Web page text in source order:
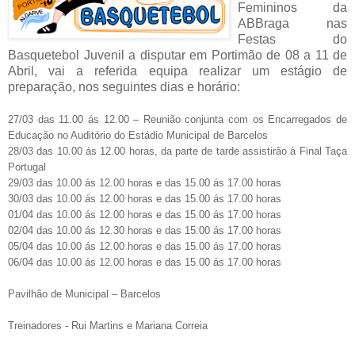
Femininos da
ABBraga nas
Festas do
Basquetebol Juvenil a disputar em Portimão de 08 a 11 de
Abril, vai a referida equipa realizar um estágio de
preparação, nos seguintes dias e horário:
27/03 das 11.00 ás 12.00 – Reunião conjunta com os Encarregados de
Educação no Auditório do Estádio Municipal de Barcelos
28/03 das 10.00 ás 12.00 horas, da parte de tarde assistirão à Final Taça
Portugal
29/03 das 10.00 ás 12.00 horas e das 15.00 ás 17.00 horas
30/03 das 10.00 ás 12.00 horas e das 15.00 ás 17.00 horas
01/04 das 10.00 ás 12.00 horas e das 15.00 ás 17.00 horas
02/04 das 10.00 ás 12.30 horas e das 15.00 ás 17.00 horas
05/04 das 10.00 ás 12.00 horas e das 15.00 ás 17.00 horas
06/04 das 10.00 ás 12.00 horas e das 15.00 ás 17.00 horas
Pavilhão de Municipal – Barcelos
Treinadores - Rui Martins e Mariana Correia